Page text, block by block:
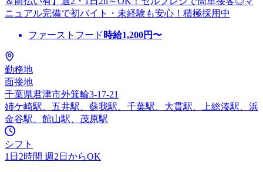
ニュアル完備で初バイト・未経験も安心！積極採用中
ファーストフード 時給1,200円〜
勤務地
面接地
千葉県君津市外箕輪3-17-21
姉ケ崎駅、五井駅、蘇我駅、千葉駅、大貫駅、上総湊駅、浜
金谷駅、館山駅、茂原駅
シフト
1日2時間 週2日からOK